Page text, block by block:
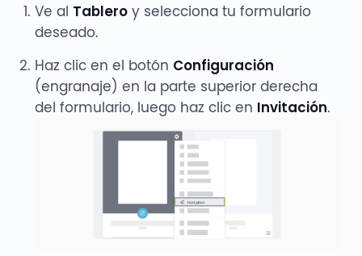
Ve al Tableroy selecciona tu formulario
deseado.
Haz clic en el botón Configuración
(engranaje) en la parte superior derecha
del formulario, luego haz clic en Invitación.